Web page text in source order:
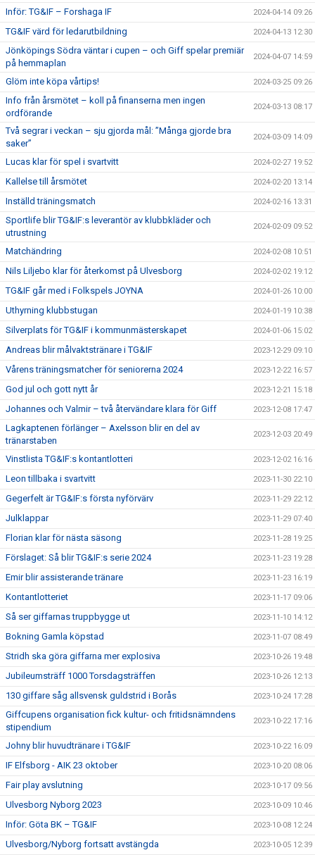
Inför: TG&IF – Forshaga IF 2024-04-14 09:26
TG&IF värd för ledarutbildning 2024-04-13 12:30
Jönköpings Södra väntar i cupen – och Giff spelar premiär
på hemmaplan
2024-04-07 14:59
Glöm inte köpa vårtips! 2024-03-25 09:26
Info från årsmötet – koll på finanserna men ingen
ordförande
2024-03-13 08:17
Två segrar i veckan – sju gjorda mål: ”Många gjorde bra
saker”
2024-03-09 14:09
Lucas klar för spel i svartvitt 2024-02-27 19:52
Kallelse till årsmötet 2024-02-20 13:14
Inställd träningsmatch 2024-02-16 13:31
Sportlife blir TG&IF:s leverantör av klubbkläder och
utrustning
2024-02-09 09:52
Matchändring 2024-02-08 10:51
Nils Liljebo klar för återkomst på Ulvesborg 2024-02-02 19:12
TG&IF går med i Folkspels JOYNA 2024-01-26 10:00
Uthyrning klubbstugan 2024-01-19 10:38
Silverplats för TG&IF i kommunmästerskapet 2024-01-06 15:02
Andreas blir målvaktstränare i TG&IF 2023-12-29 09:10
Vårens träningsmatcher för seniorerna 2024 2023-12-22 16:57
God jul och gott nytt år 2023-12-21 15:18
Johannes och Valmir – två återvändare klara för Giff 2023-12-08 17:47
Lagkaptenen förlänger – Axelsson blir en del av
tränarstaben
2023-12-03 20:49
Vinstlista TG&IF:s kontantlotteri 2023-12-02 16:16
Leon tillbaka i svartvitt 2023-11-30 22:10
Gegerfelt är TG&IF:s första nyförvärv 2023-11-29 22:12
Julklappar 2023-11-29 07:40
Florian klar för nästa säsong 2023-11-28 19:25
Förslaget: Så blir TG&IF:s serie 2024 2023-11-23 19:28
Emir blir assisterande tränare 2023-11-23 16:19
Kontantlotteriet 2023-11-17 09:06
Så ser giffarnas truppbygge ut 2023-11-10 14:12
Bokning Gamla köpstad 2023-11-07 08:49
Stridh ska göra giffarna mer explosiva 2023-10-26 19:48
Jubileumsträff 1000 Torsdagsträffen 2023-10-26 12:13
130 giffare såg allsvensk guldstrid i Borås 2023-10-24 17:28
Giffcupens organisation fick kultur- och fritidsnämndens
stipendium
2023-10-22 17:16
Johny blir huvudtränare i TG&IF 2023-10-22 16:09
IF Elfsborg - AIK 23 oktober 2023-10-20 08:06
Fair play avslutning 2023-10-17 09:56
Ulvesborg Nyborg 2023 2023-10-09 10:46
Inför: Göta BK – TG&IF 2023-10-08 12:24
Ulvesborg/Nyborg fortsatt avstängda 2023-10-05 12:39